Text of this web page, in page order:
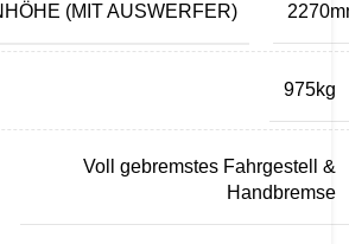
(MIT AUSWERFER)
975kg
Voll gebremstes Fahrgestell &
Handbremse